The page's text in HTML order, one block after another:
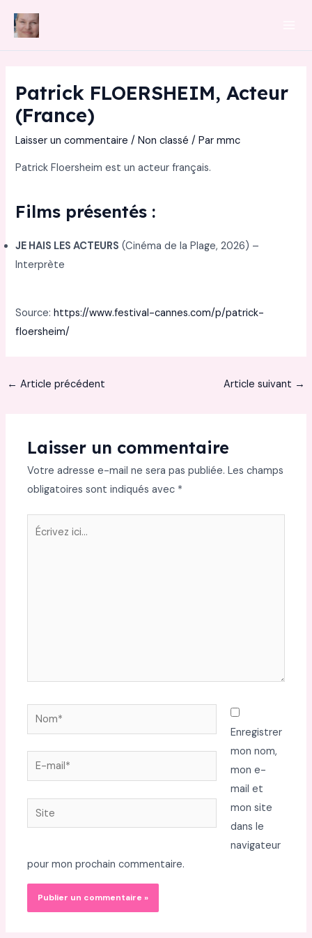
Patrick FLOERSHEIM, Acteur
(France)
Laisser un commentaire /Non classé / Parmmc
Patrick Floersheim est un acteur français.
Films présentés :
JE HAIS LES ACTEURS (Cinéma de la Plage, 2026) –
Interprète
Source:https://www.festival-cannes.com/p/patrick-
floersheim/
← Article précédent Article suivant →
Laisser un commentaire
Votre adresse e-mail ne sera pas publiée. Les champs
obligatoires sont indiqués avec *
Écrivez
Nom*
E-
mail*
Site
Enregistrer
mon nom,
mon e-
mail et
mon site
dans le
navigateur
pour mon prochain commentaire.